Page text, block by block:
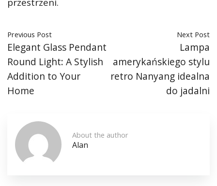
Previous Post
Elegant Glass Pendant
Round Light: A Stylish
Addition to Your
Home
Next Post
Lampa
amerykańskiego stylu
retro Nanyang idealna
do jadalni
About the author
Alan